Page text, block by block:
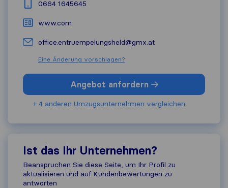
0664 1645645
www.com
office.entruempelungsheld@gmx.at
Eine Änderung vorschlagen?
Angebot anfordern
+ 4 anderen Umzugs​unternehmen vergleichen
Ist das Ihr Unternehmen?
Beanspruchen Sie diese Seite, um Ihr Profil zu
aktualisieren und auf Kundenbewertungen zu
antworten